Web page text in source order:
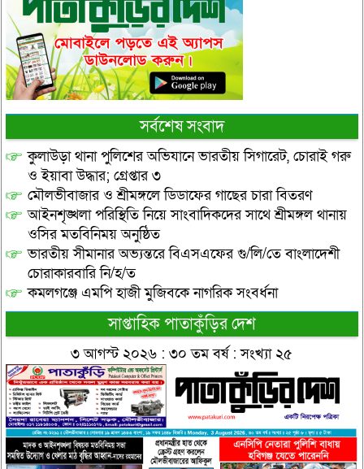
সর্বশেষ সংবাদ
কুলাউড়া থানা পুলিশের অভিযানে ভারতীয় সিগারেট, চোরাই গরু
ও ইয়াবা উদ্ধার; গ্রেপ্তার ৩
মৌলভীবাজার ও শ্রীমঙ্গলে ডিডাফের গাছের চারা বিতরণ
আইনশৃঙ্খলা পরিস্থিতি নিয়ে সাংবাদিকদের সাথে শ্রীমঙ্গল থানায়
ওসির মতবিনিময় অনুষ্ঠিত
ভারতীয় সীমানার অভ্যন্তরে বিএসএফের গু/লি/তে বাংলাদেশী
চোরাকারবারি নি/হ/ত
কমলগঞ্জে এমপি হাজী মুজিবকে নাগরিক সংবর্ধনা
সাপ্তাহিক পাতাকুঁড়ির দেশ
৩ আগস্ট ২০২৬ : ৩০ তম বর্ষ : সংখ্যা ২৫